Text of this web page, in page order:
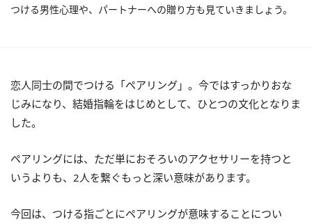
つける男性心理や、パートナーへの贈り方も見ていきましょう。
恋人同士の間でつける「ペアリング」。今ではすっかりおな
じみになり、結婚指輪をはじめとして、ひとつの文化となりま
した。
ペアリングには、ただ単におそろいのアクセサリーを持つと
いうよりも、2人を繋ぐもっと深い意味があります。
今回は、つける指ごとにペアリングが意味することについ